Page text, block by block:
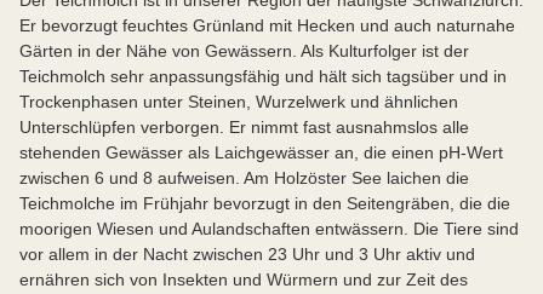
Er bevorzugt feuchtes Grünland mit Hecken und auch naturnahe
Gärten in der Nähe von Gewässern. Als Kulturfolger ist der
Teichmolch sehr anpassungsfähig und hält sich tagsüber und in
Trockenphasen unter Steinen, Wurzelwerk und ähnlichen
Unterschlüpfen verborgen. Er nimmt fast ausnahmslos alle
stehenden Gewässer als Laichgewässer an, die einen pH-Wert
zwischen 6 und 8 aufweisen. Am Holzöster See laichen die
Teichmolche im Frühjahr bevorzugt in den Seitengräben, die die
moorigen Wiesen und Aulandschaften entwässern. Die Tiere sind
vor allem in der Nacht zwischen 23 Uhr und 3 Uhr aktiv und
ernähren sich von Insekten und Würmern und zur Zeit des